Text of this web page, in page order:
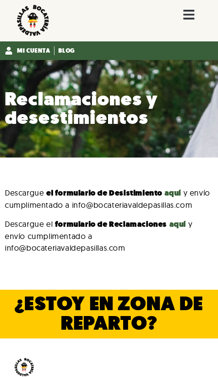
MI CUENTA BLOG
Reclamaciones y
desestimientos
Descargue el formulario de Desistimiento aquí y envío
cumplimentado a info@bocateriavaldepasillas.com
Descargue el formulario de Reclamaciones aquí y
envío cumplimentado a
info@bocateriavaldepasillas.com
¿ESTOY EN ZONA DE
REPARTO?